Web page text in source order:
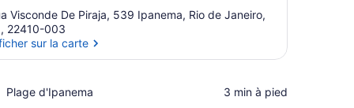
Visconde De Piraja, 539 Ipanema, Rio de Janeiro,
22410-003
sur la carte
Plage d'Ipanema
Place,
‪3 min à pied‬